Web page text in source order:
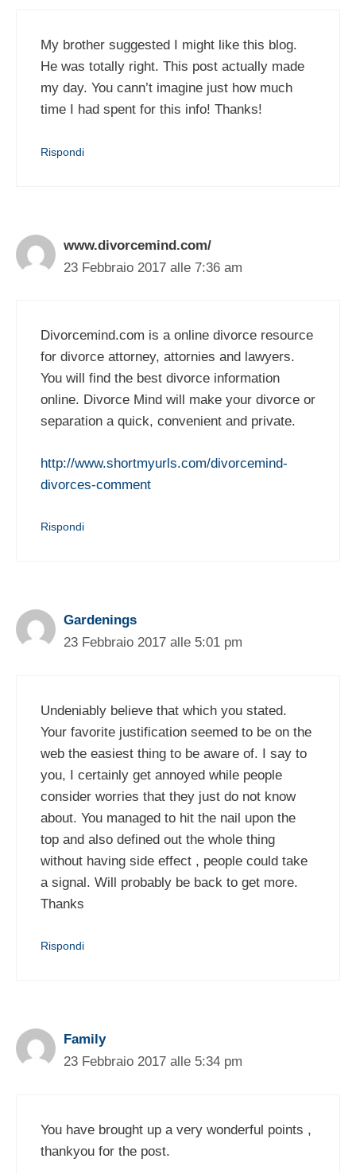
My brother suggested I might like this blog.
He was totally right. This post actually made
my day. You cann’t imagine just how much
time I had spent for this info! Thanks!
Rispondi
www.divorcemind.com/
23 Febbraio 2017 alle 7:36 am
Divorcemind.com is a online divorce resource
for divorce attorney, attornies and lawyers.
You will find the best divorce information
online. Divorce Mind will make your divorce or
separation a quick, convenient and private.
http://www.shortmyurls.com/divorcemind-
divorces-comment
Rispondi
Gardenings
23 Febbraio 2017 alle 5:01 pm
Undeniably believe that which you stated.
Your favorite justification seemed to be on the
web the easiest thing to be aware of. I say to
you, I certainly get annoyed while people
consider worries that they just do not know
about. You managed to hit the nail upon the
top and also defined out the whole thing
without having side effect , people could take
a signal. Will probably be back to get more.
Thanks
Rispondi
Family
23 Febbraio 2017 alle 5:34 pm
You have brought up a very wonderful points ,
thankyou for the post.